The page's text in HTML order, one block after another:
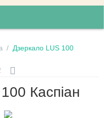
/ Дзеркало LUS 100
Каспіан